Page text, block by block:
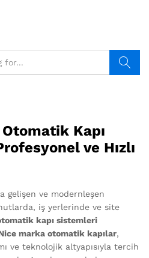
Kapı
ve Hızlı
gelişen ve modernleşen
iş yerlerinde ve site
kapı sistemleri
marka otomatik kapılar,
ve teknolojik altyapısıyla tercih